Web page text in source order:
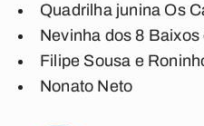
Quadrilha junina Os
Nevinha dos 8
Filipe Sousa e
Nonato Neto